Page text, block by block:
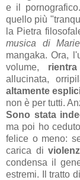
e il
quello più
la Pietra
musica di Marie
mangaka. Ora,
volume,
allucinata,
altamente
non è per tutti.
Sono stata
ma poi ho
felice o meno:
carica di
condensa il
estremi. Il tratto